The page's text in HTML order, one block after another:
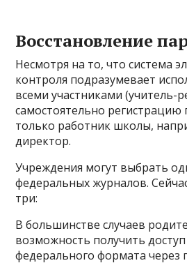
Восстановление
Несмотря на то, что система
контроля подразумевает
всеми участниками (учитель-
самостоятельно регистрацию
только работник школы,
директор.
Учреждения могут выбрать
федеральных журналов.
три:
В большинстве случаев
возможность получить
федерального формата через